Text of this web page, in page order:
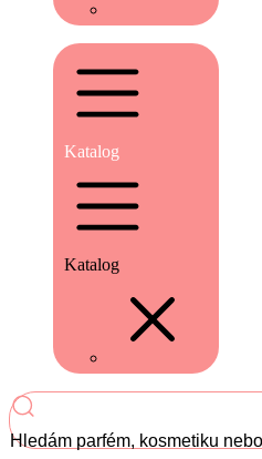
Katalog
Katalog
Hledám parfém, kosmetiku